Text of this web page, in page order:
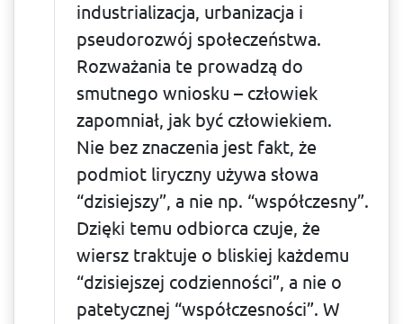
industrializacja, urbanizacja i
pseudorozwój społeczeństwa.
Rozważania te prowadzą do
smutnego wniosku – człowiek
zapomniał, jak być człowiekiem.
Nie bez znaczenia jest fakt, że
podmiot liryczny używa słowa
“dzisiejszy”, a nie np. “współczesny”.
Dzięki temu odbiorca czuje, że
wiersz traktuje o bliskiej każde­mu
“dzisiejszej codzienności”, a nie o
patetycznej “współczesności”. W